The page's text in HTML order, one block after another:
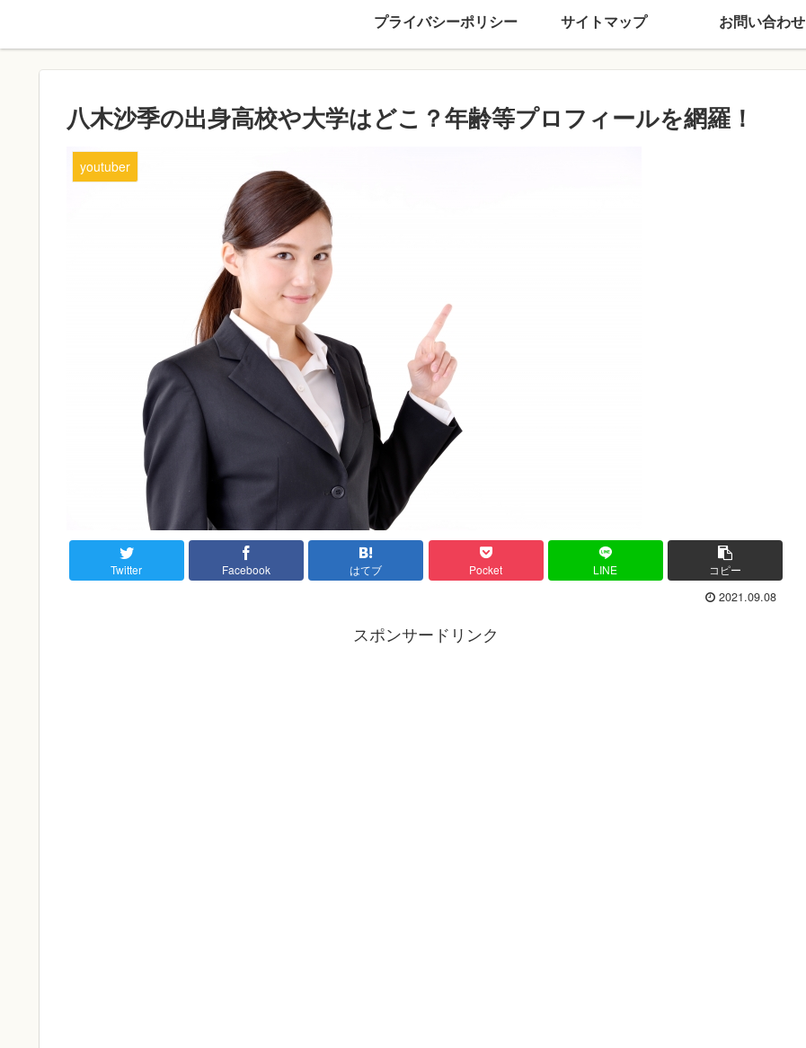
プライバシーポリシー サイトマップ お問い合わせ
八木沙季の出身高校や大学はどこ？年齢等プロフィールを網羅！
youtuber
Twitter Facebook はてブ Pocket LINE コピー
2021.09.08
スポンサードリンク